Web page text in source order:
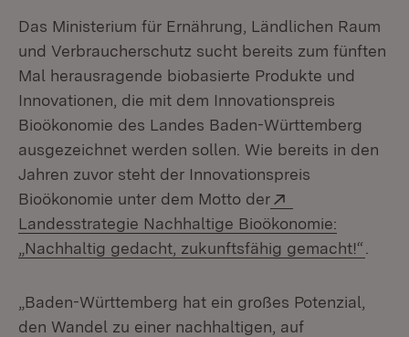
Das Ministerium für Ernährung, Ländlichen Raum
und Verbraucherschutz sucht bereits zum fünften
Mal herausragende biobasierte Produkte und
Innovationen, die mit dem Innovationspreis
Bioökonomie des Landes Baden-Württemberg
ausgezeichnet werden sollen. Wie bereits in den
Jahren zuvor steht der Innovationspreis
Bioökonomie unter dem Motto der
Landesstrategie Nachhaltige Bioökonomie:
„Nachhaltig gedacht, zukunftsfähig gemacht!“
„Baden-Württemberg hat ein großes Potenzial,
den Wandel zu einer nachhaltigen, auf